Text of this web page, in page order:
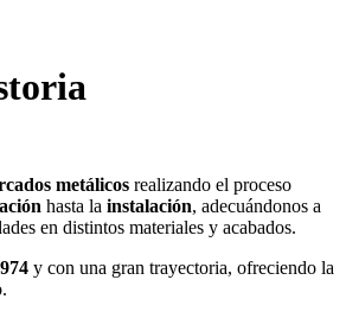
metálicos realizando el proceso
hasta la instalación, adecuándonos a
en distintos materiales y acabados.
y con una gran trayectoria, ofreciendo la